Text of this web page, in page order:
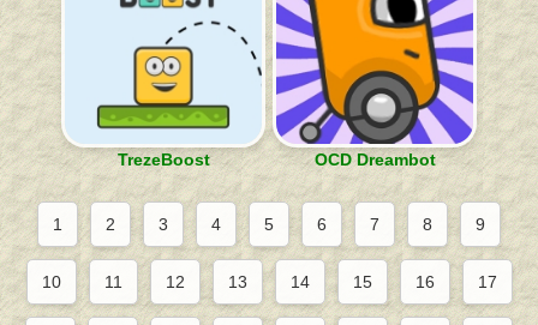
TrezeBoost OCD Dreambot
1 2 3 4 5 6 7 8 9
10 11 12 13 14 15 16 17